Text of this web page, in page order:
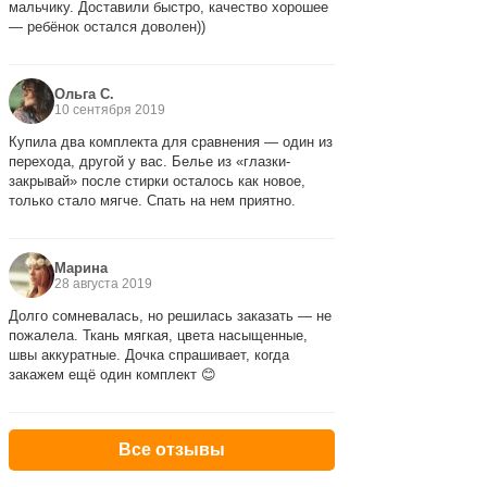
мальчику. Доставили быстро, качество хорошее
— ребёнок остался доволен))
Ольга С.
10 сентября 2019
Купила два комплекта для сравнения — один из
перехода, другой у вас. Белье из «глазки-
закрывай» после стирки осталось как новое,
только стало мягче. Спать на нем приятно.
Марина
28 августа 2019
Долго сомневалась, но решилась заказать — не
пожалела. Ткань мягкая, цвета насыщенные,
швы аккуратные. Дочка спрашивает, когда
закажем ещё один комплект 😊
Все отзывы